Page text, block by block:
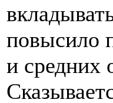
повысило
и средних